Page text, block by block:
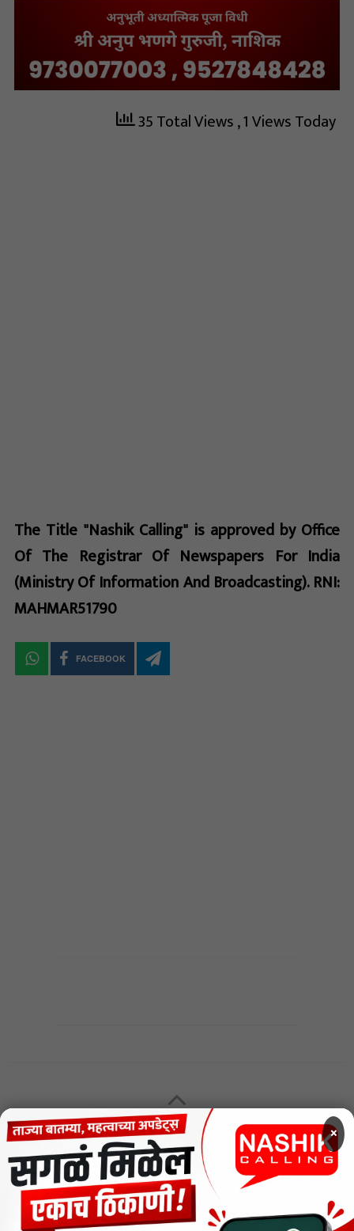
35 Total Views, 1 Views Today
The Title "Nashik Calling" is approved by Office
Of The Registrar Of Newspapers For India
(Ministry Of Information And Broadcasting). RNI:
MAHMAR51790
FACEBOOK
MENU
CODE OF ETHICS FOR DIGITAL NEWS WEBSITES
Contact Us
×